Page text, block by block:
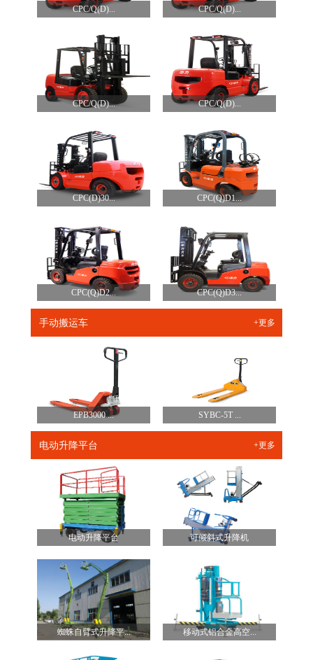
CPC/Q(D)... CPC/Q(D)...
CPC/Q(D)... CPC/Q(D)...
CPC(D)30... CPC(Q)D1...
CPC(Q)D2... CPC(Q)D3...
手动搬运车 +更多
EPB3000 ... SYBC-5T ...
电动升降平台 +更多
电动升降平台 可倾斜式升降机
蜘蛛自臂式升降平... 移动式铝合金高空...